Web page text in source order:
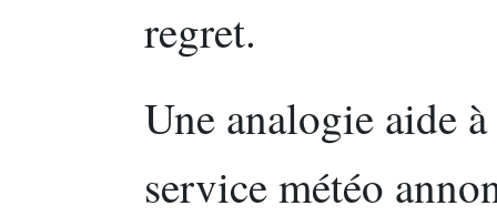
regret.
Une analogie aide
service météo